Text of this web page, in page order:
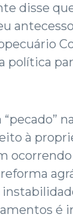
disse
política
à
é